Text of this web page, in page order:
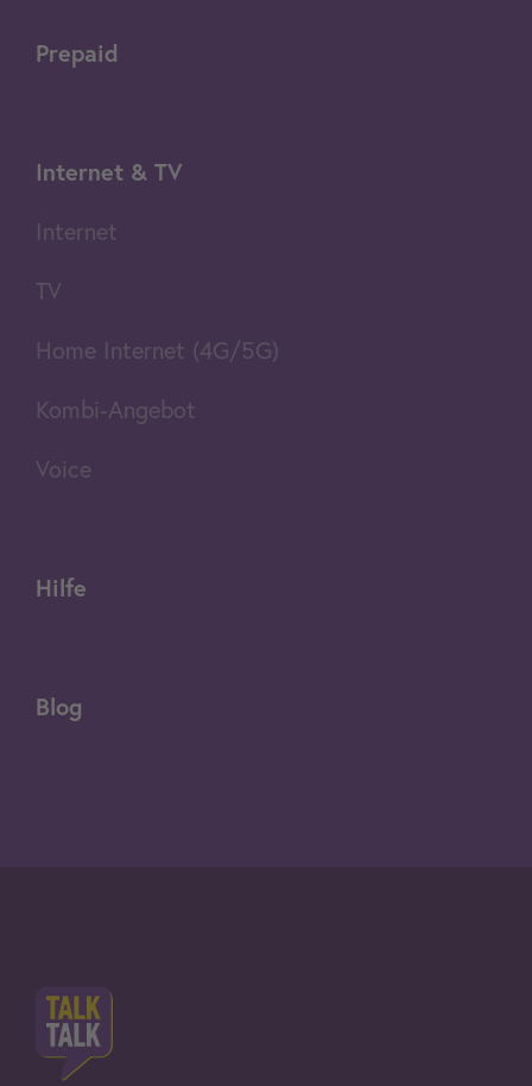
Prepaid
Internet & TV
Internet
TV
Home Internet (4G/5G)
Kombi-Angebot
Voice
Hilfe
Blog